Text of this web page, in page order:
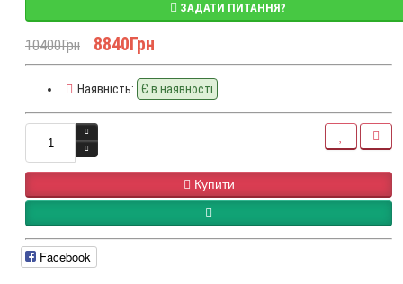
ЗАДАТИ ПИТАННЯ?
10400Грн 8840Грн
Наявність: Є в наявності
Купити
Facebook